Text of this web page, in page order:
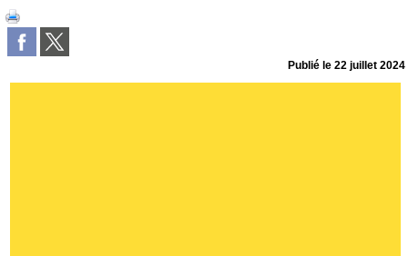
Publié le22 juillet 2024